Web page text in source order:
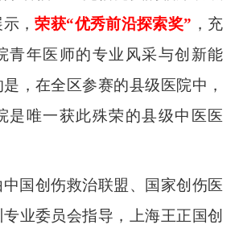
示，荣获“优秀前沿探索奖” ，充
青年医师的专业风采与创新能
，在全区参赛的县级医院中，
是唯一获此殊荣的县级中医医
国创伤救治联盟、国家创伤医
业委员会指导，上海王正国创